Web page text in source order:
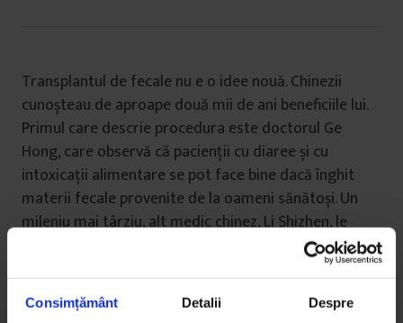
Consimțământ Detalii Despre
Transplantul de fecale nu e o idee nouă. Chinezii
cunoșteau de aproape două mii de ani beneficiile lui.
Primul care descrie procedura este doctorul Ge
Hong, care observă că pacienții cu diaree și cu
intoxicații alimentare se pot face bine dacă înghit
materii fecale provenite de la oameni sănătoși. Un
mileniu mai târziu, alt medic chinez, Li Shizhen, le
prescrie bolnavilor „supă galbenă” pentru aceleași
probleme, experimentând cu diverse rețete în care
fecalele sunt fie proaspete, fie uscate, fie fermentate.